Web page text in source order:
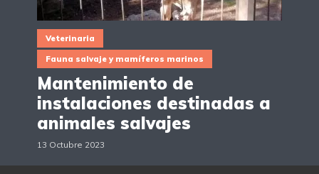
Veterinaria
Fauna salvaje y mamíferos marinos
Mantenimiento de
instalaciones destinadas a
animales salvajes
13 Octubre 2023